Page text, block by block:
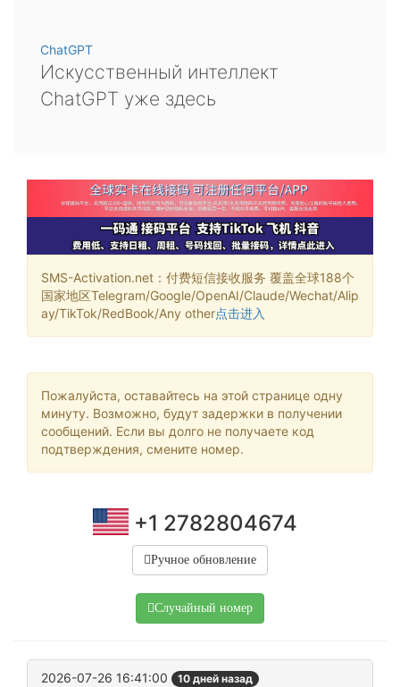
ChatGPT
Искусственный интеллект
ChatGPT уже здесь
SMS-Activation.net：付费短信接收服务 覆盖全球188个
国家地区Telegram/Google/OpenAI/Claude/Wechat/Alip
ay/TikTok/RedBook/Any other点击进入
Пожалуйста, оставайтесь на этой странице одну
минуту. Возможно, будут задержки в получении
сообщений. Если вы долго не получаете код
подтверждения, смените номер.
+1 2782804674
Ручное обновление
Случайный номер
2026-07-26 16:41:00 10 дней назад